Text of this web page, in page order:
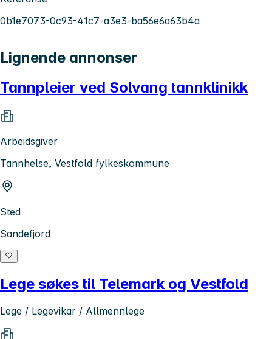
0b1e7073-0c93-41c7-a3e3-ba56e6a63b4a
Lignende annonser
Tannpleier ved Solvang tannklinikk
Arbeidsgiver
Tannhelse, Vestfold fylkeskommune
Sted
Sandefjord
Lege søkes til Telemark og Vestfold
Lege / Legevikar / Allmennlege